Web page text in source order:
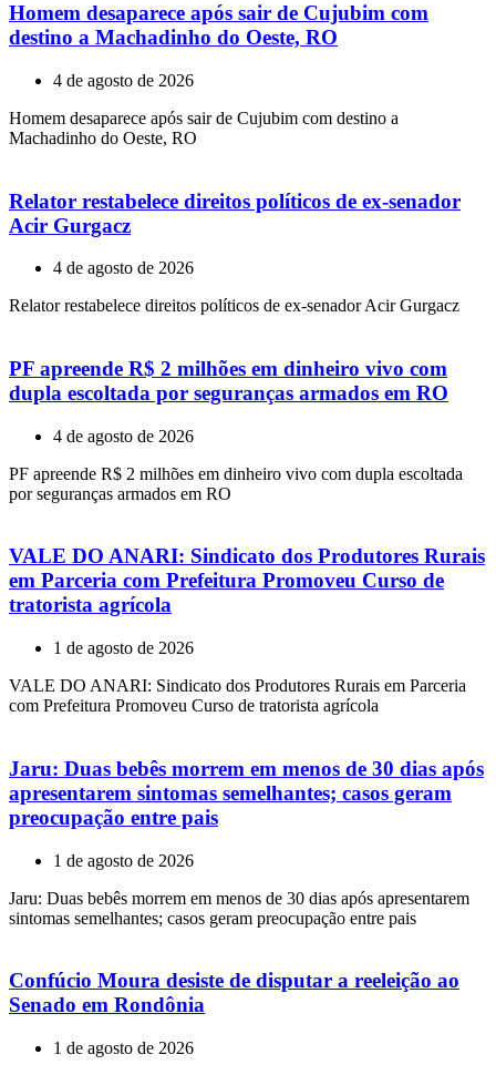
Homem desaparece após sair de Cujubim com
destino a Machadinho do Oeste, RO
4 de agosto de 2026
Homem desaparece após sair de Cujubim com destino a
Machadinho do Oeste, RO
Relator restabelece direitos políticos de ex-senador
Acir Gurgacz
4 de agosto de 2026
Relator restabelece direitos políticos de ex-senador Acir Gurgacz
PF apreende R$ 2 milhões em dinheiro vivo com
dupla escoltada por seguranças armados em RO
4 de agosto de 2026
PF apreende R$ 2 milhões em dinheiro vivo com dupla escoltada
por seguranças armados em RO
VALE DO ANARI: Sindicato dos Produtores Rurais
em Parceria com Prefeitura Promoveu Curso de
tratorista agrícola
1 de agosto de 2026
VALE DO ANARI: Sindicato dos Produtores Rurais em Parceria
com Prefeitura Promoveu Curso de tratorista agrícola
Jaru: Duas bebês morrem em menos de 30 dias após
apresentarem sintomas semelhantes; casos geram
preocupação entre pais
1 de agosto de 2026
Jaru: Duas bebês morrem em menos de 30 dias após apresentarem
sintomas semelhantes; casos geram preocupação entre pais
Confúcio Moura desiste de disputar a reeleição ao
Senado em Rondônia
1 de agosto de 2026